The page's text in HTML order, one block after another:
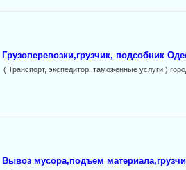
Грузоперевозки,грузчик, подсобник
( Транспорт, экспедитор, таможенные услуги )
Вывоз мусора,подъем